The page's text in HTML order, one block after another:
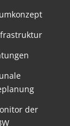
der
des